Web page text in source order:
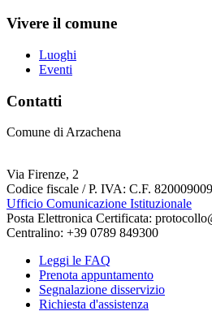
Vivere il comune
Luoghi
Eventi
Contatti
Comune di Arzachena
Via Firenze, 2
Codice fiscale / P. IVA: C.F.
Ufficio Comunicazione Istituzionale
Posta Elettronica Certificata:
Centralino: +39 0789 849300
Leggi le FAQ
Prenota appuntamento
Segnalazione disservizio
Richiesta d'assistenza